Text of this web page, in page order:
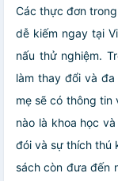
Các thực đơn
dễ kiếm ngay tại
nấu thử nghiệm.
làm thay đổi và
mẹ sẽ có thông tin
nào là khoa học
đói và sự thích thú
sách còn đưa đến